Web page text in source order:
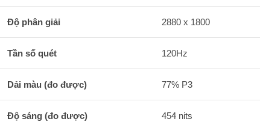
Độ phân giải 2880 x 1800
Tần số quét 120Hz
Dải màu (đo được) 77% P3
Độ sáng (đo được) 454 nits